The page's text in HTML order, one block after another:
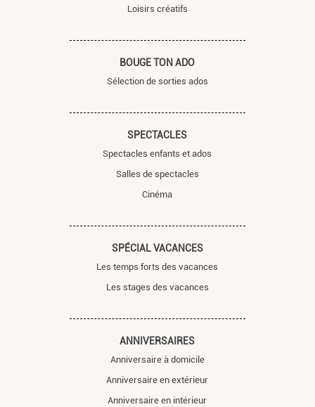
Loisirs créatifs
BOUGE TON ADO
Sélection de sorties ados
SPECTACLES
Spectacles enfants et ados
Salles de spectacles
Cinéma
SPÉCIAL VACANCES
Les temps forts des vacances
Les stages des vacances
ANNIVERSAIRES
Anniversaire à domicile
Anniversaire en extérieur
Anniversaire en intérieur